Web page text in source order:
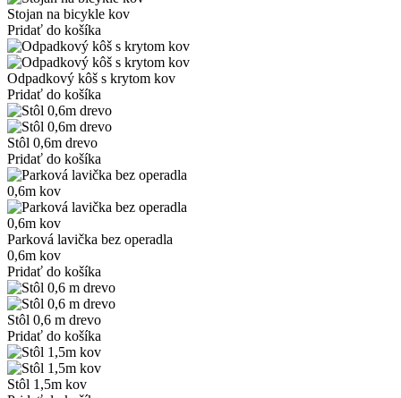
Stojan na bicykle kov
Pridať do košíka
Odpadkový kôš s krytom kov
Pridať do košíka
Stôl 0,6m drevo
Pridať do košíka
Parková lavička bez operadla
0,6m kov
Pridať do košíka
Stôl 0,6 m drevo
Pridať do košíka
Stôl 1,5m kov